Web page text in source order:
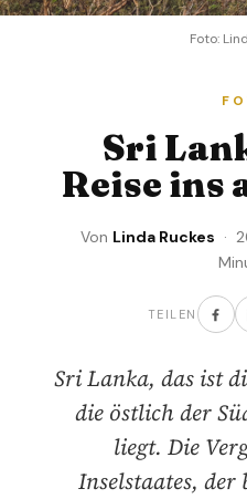
Foto:
Sri
Reise ins
Von Linda Ruckes ·
TEILEN
Sri Lanka, das ist
die östlich der
liegt. Die
Inselstaates, der